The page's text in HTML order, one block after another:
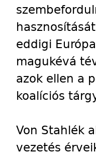
eddigi
magukévá
azok ellen a
koalíciós
Von Stahlék
vezetés